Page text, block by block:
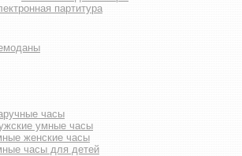
партитура
часы
умные часы
женские часы
часы для детей